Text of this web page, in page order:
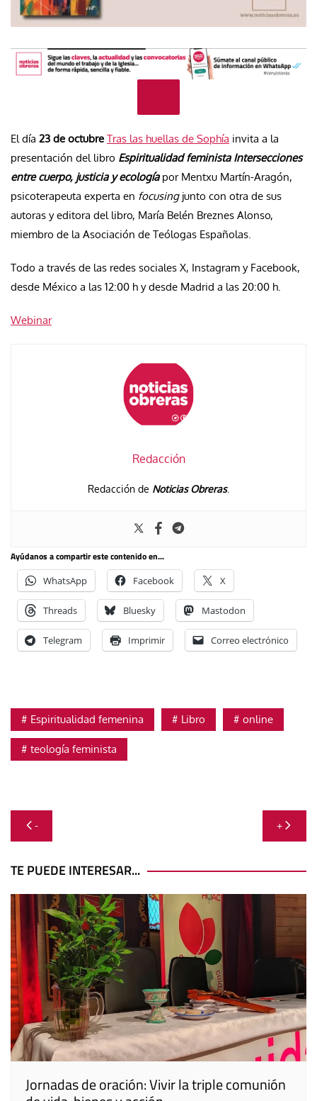
El día 23 de octubre Tras las huellas de Sophía invita a la
presentación del libro Espiritualidad feminista Intersecciones
entre cuerpo, justicia y ecologíapor Mentxu Martín-Aragón,
psicoterapeuta experta en focusingjunto con otra de sus
autoras y editora del libro, María Belén Breznes Alonso,
miembro de la Asociación de Teólogas Españolas.
Todo a través de las redes sociales X, Instagram y Facebook,
desde México a las 12:00 h y desde Madrid a las 20:00 h.
Webinar
Redacción
Redacción de Noticias Obreras.
Ayúdanos a compartir este contenido en...
WhatsApp Facebook X
Threads Bluesky Mastodon
Telegram Imprimir Correo electrónico
Espiritualidad femenina Libro online
teología feminista
Navegación
de
entradas
- +
TE PUEDE INTERESAR...
Jornadas de oración: Vivir la triple comunión